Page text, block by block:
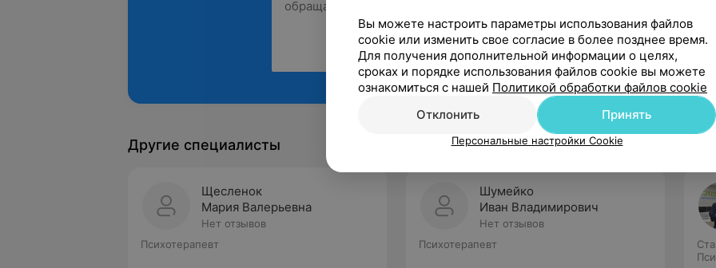
Рекомендую
Другие специалисты
Щесленок
Мария Валерьевна
Нет отзывов
Психотерапевт
Шумейко
Иван Владимирович
Нет отзывов
Психотерапевт
Вы можете настроить параметры использования файлов
cookie или изменить свое согласие в более позднее время.
Для получения дополнительной информации о целях,
сроках и порядке использования файлов cookie вы можете
ознакомиться с нашей Политикой обработки файлов cookie
Отклонить
Принять
Персональные настройки Cookie